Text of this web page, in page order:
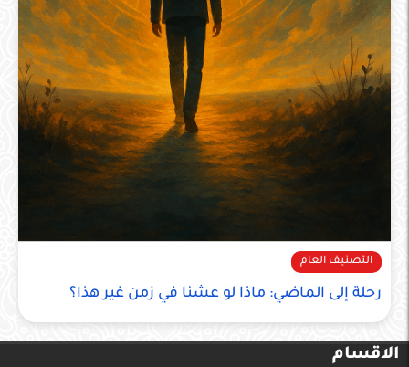
التصنيف العام
رحلة إلى الماضي: ماذا لو عشنا في زمن غير هذا؟
الاقسام